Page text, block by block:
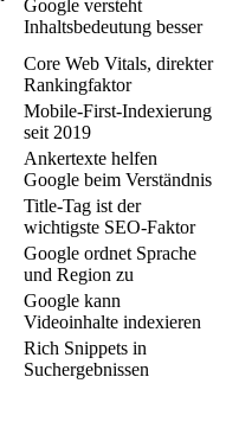
Google versteht
Inhaltsbedeutung besser
Core Web Vitals, direkter
Rankingfaktor
Mobile-First-Indexierung
seit 2019
Ankertexte helfen
Google beim Verständnis
Title-Tag ist der
wichtigste SEO-Faktor
Google ordnet Sprache
und Region zu
Google kann
Videoinhalte indexieren
Rich Snippets in
Suchergebnissen